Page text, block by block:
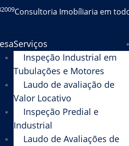
Consultoria Imobíliaria em
Serviços
Inspeção Industrial em
Tubulações e Motores
Laudo de avaliação de
Valor Locativo
Inspeção Predial e
Industrial
Laudo de Avaliações de